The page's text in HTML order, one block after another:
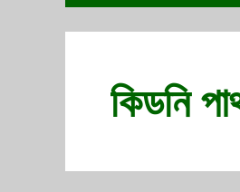
কিডনি